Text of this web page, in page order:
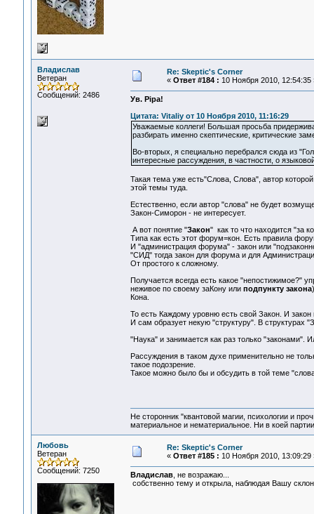
Владислав
Ветеран
Сообщений: 2486
Re: Skeptic's Corner
« Ответ #184 : 10 Ноября 2010, 12:54:35
Ув. Pipa!
Цитата: Vitaliy от 10 Ноября 2010, 11:16:29
Уважаемые коллеги! Большая просьба
разбирать именно скептические, критические
Во-вторых, я специально перебрался сюда из
интересные рассуждения, в частности, о
Такая тема уже есть"Слова, Слова", автор
этой темы туда.
Естественно, если автор "слова" не будет
Закон-Симорон - не интересует.
А вот понятие "Закон" как то что находится "за
Типа как есть этот форум=кон. Есть правила
И "администрация форума" - закон или
"СИД" тогда закон для форума и для
От простого к сложному.
Получается всегда есть какое "непостижимое?"
неживое по своему заКону или подпункту закона
Кона.
То есть Каждому уровню есть свой Закон. И
И сам образует некую "структуру". В структурах
"Наука" и занимается как раз только "законами".
Рассуждения в таком духе применительно не
такое подозрение.
Такое можно было бы и обсудить в той теме
Не сторонник "квантовой магии, психологии и
материальное и нематериальное. Ни в коей
Любовь
Ветеран
Сообщений: 7250
Re: Skeptic's Corner
« Ответ #185 : 10 Ноября 2010, 13:09:29
Владислав, не возражаю...
собственно тему и открыла, наблюдая Вашу